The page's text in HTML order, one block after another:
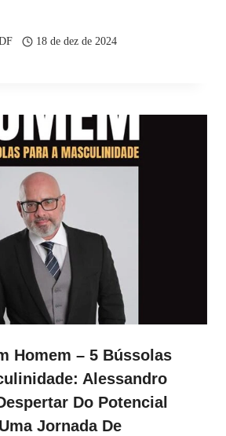
18 de dez de 2024
Homem – 5 Bússolas
Alessandro
Do Potencial
Jornada De